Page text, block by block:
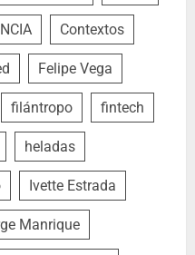
Contextos
Felipe Vega
filántropo fintech
heladas
Ivette Estrada
Manrique